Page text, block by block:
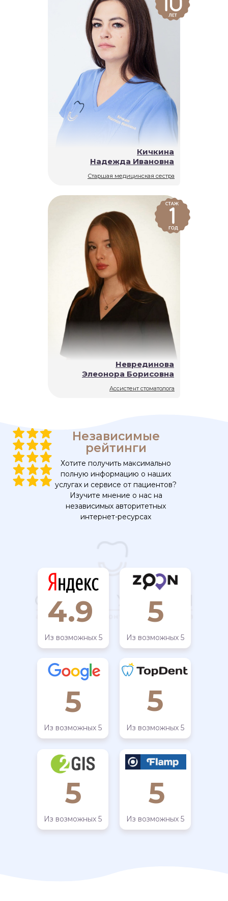
Старшая медицинская сестра
Кичкина
Надежда Ивановна
Ассистент стоматолога
Неврединова
Элеонора Борисовна
Хотите получить максимально
полную информацию о наших
услугах и сервисе от пациентов?
Изучите мнение о нас на
независимых авторитетных
интернет-ресурсах
Из возможных 5
4.9
Из возможных 5
5
5
Из возможных 5
5
Из возможных 5
5
Из возможных 5
5
Независимые
рейтинги
Из возможных 5